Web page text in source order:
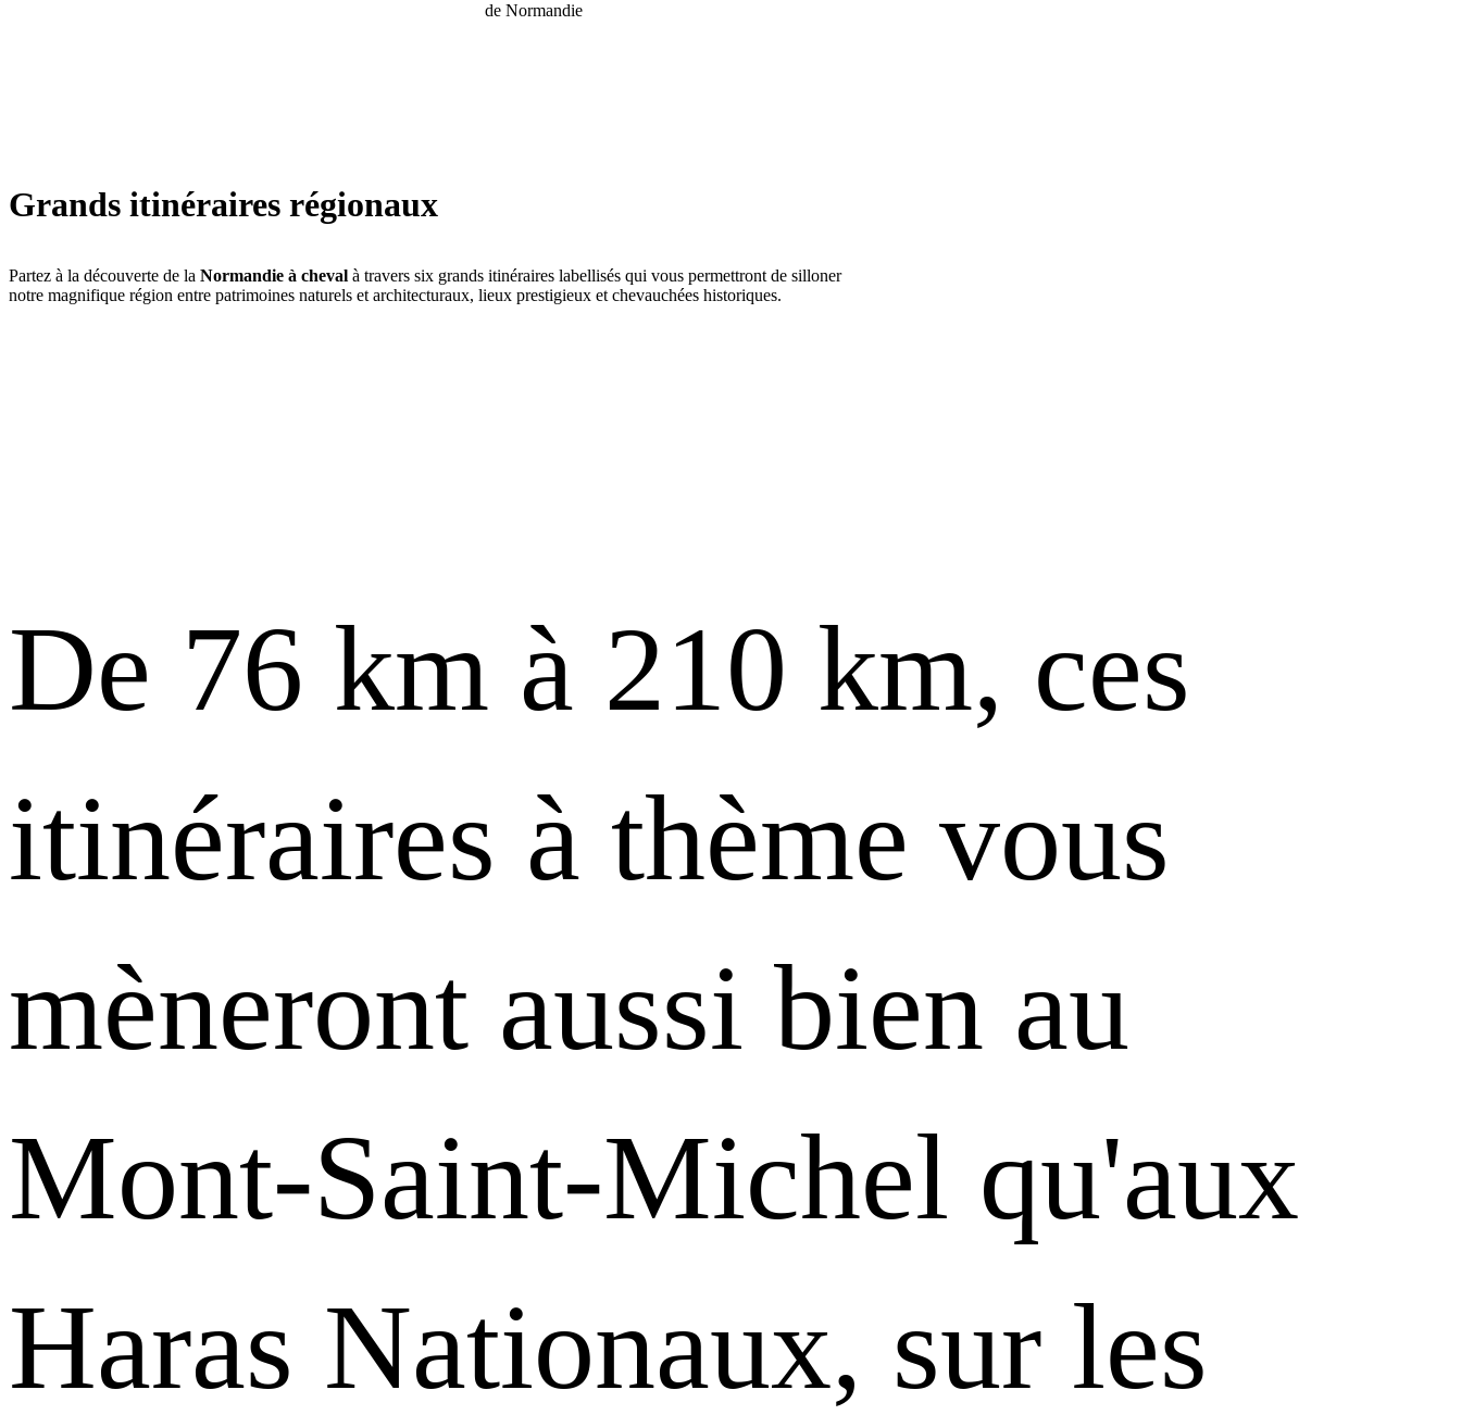
de Normandie
Grands itinéraires régionaux
Partez à la découverte de la Normandie à cheval à travers six grands itinéraires labellisés qui vous permettront de silloner
notre magnifique région entre patrimoines naturels et architecturaux, lieux prestigieux et chevauchées historiques.
De 76 km à 210 km, ces
itinéraires à thème vous
mèneront aussi bien au
Mont-Saint-Michel qu'aux
Haras Nationaux, sur les